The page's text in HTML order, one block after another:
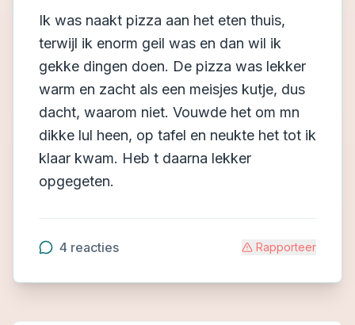
Ik was naakt pizza aan het eten thuis,
terwijl ik enorm geil was en dan wil ik
gekke dingen doen. De pizza was lekker
warm en zacht als een meisjes kutje, dus
dacht, waarom niet. Vouwde het om mn
dikke lul heen, op tafel en neukte het tot ik
klaar kwam. Heb t daarna lekker
opgegeten.
4 reacties Rapporteer